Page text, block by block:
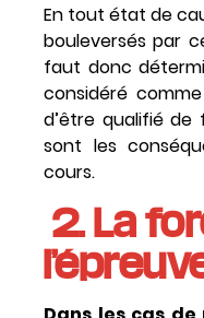
En tout état de
bouleversés par
faut donc
considéré
d’être qualifié
sont les
cours.
2. La